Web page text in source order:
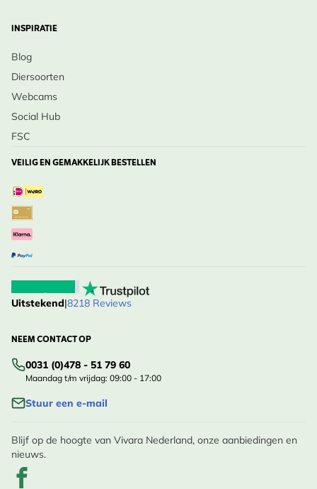
INSPIRATIE
Blog
Diersoorten
Webcams
Social Hub
FSC
VEILIG EN GEMAKKELIJK BESTELLEN
Uitstekend|8218 Reviews
NEEM CONTACT OP
0031 (0)478 - 51 79 60
Maandag t/m vrijdag: 09:00 - 17:00
Stuur een e-mail
Blijf op de hoogte van Vivara Nederland, onze aanbiedingen en
nieuws.